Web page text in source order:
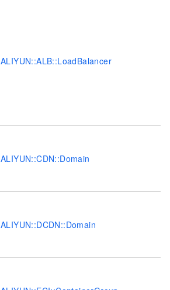
ALIYUN::ALB::LoadBalancer
ALIYUN::CDN::Domain
ALIYUN::DCDN::Domain